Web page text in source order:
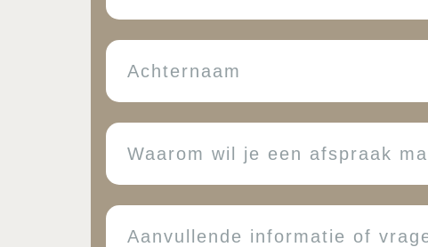
Achternaam
waarom
je
afspraak
maken?
vragen